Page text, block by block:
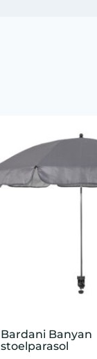
Bardani Banyan
stoelparasol